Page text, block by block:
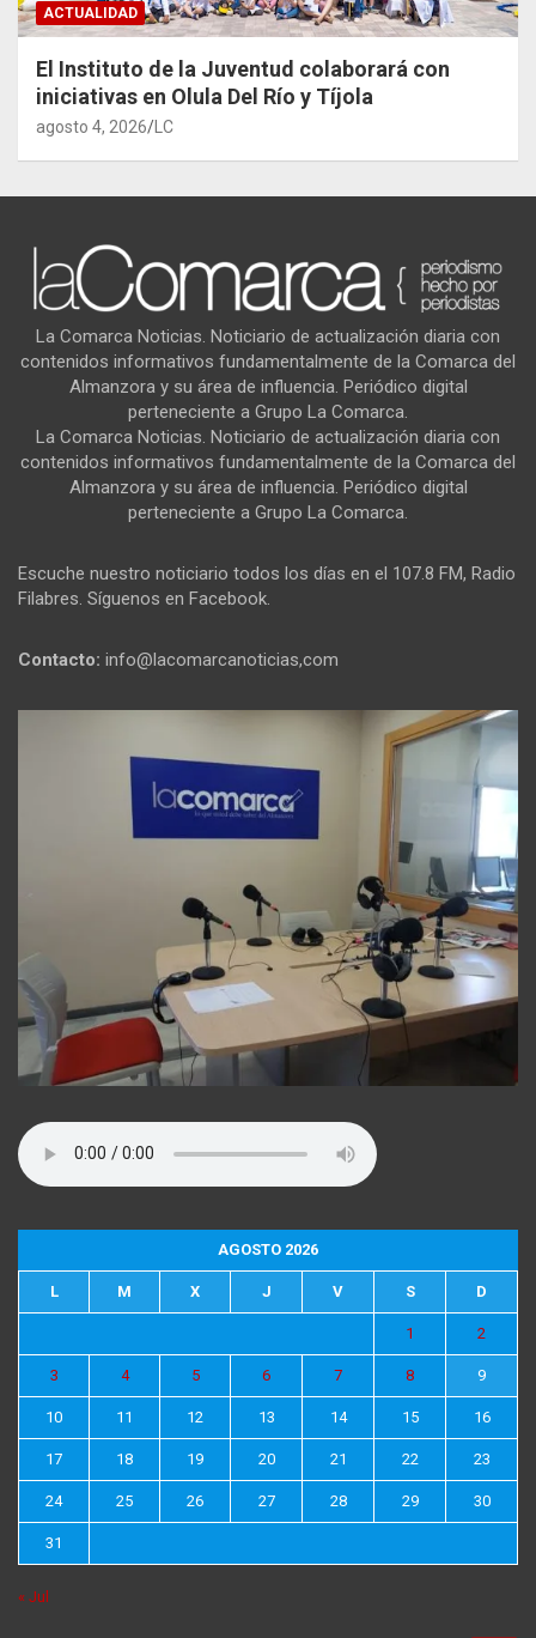
ACTUALIDAD
El Instituto de la Juventud colaborará con
iniciativas en Olula Del Río y Tíjola
agosto 4, 2026 LC
La Comarca Noticias. Noticiario de actualización diaria con
contenidos informativos fundamentalmente de la Comarca del
Almanzora y su área de influencia. Periódico digital
perteneciente a Grupo La Comarca.
La Comarca Noticias. Noticiario de actualización diaria con
contenidos informativos fundamentalmente de la Comarca del
Almanzora y su área de influencia. Periódico digital
perteneciente a Grupo La Comarca.
Escuche nuestro noticiario todos los días en el 107.8 FM, Radio
Filabres. Síguenos en Facebook.
Contacto: info@lacomarcanoticias,com
AGOSTO 2026
L M X J V S D
1 2
3 4 5 6 7 8 9
10 11 12 13 14 15 16
17 18 19 20 21 22 23
24 25 26 27 28 29 30
31
« Jul